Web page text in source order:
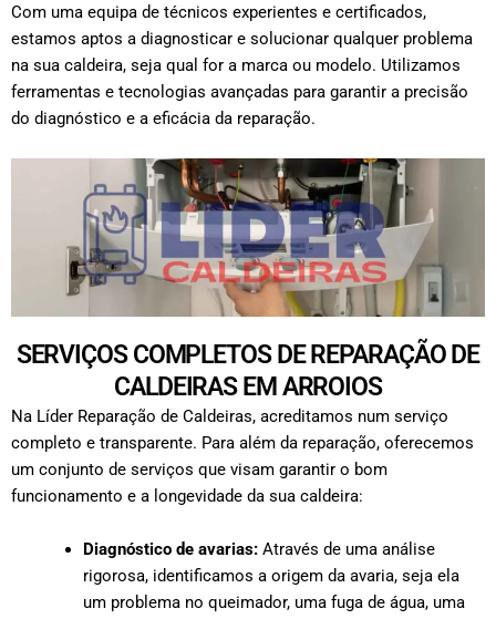
Com uma equipa de técnicos experientes e certificados,
estamos aptos a diagnosticar e solucionar qualquer problema
na sua caldeira, seja qual for a marca ou modelo. Utilizamos
ferramentas e tecnologias avançadas para garantir a precisão
do diagnóstico e a eficácia da reparação.
SERVIÇOS COMPLETOS DE REPARAÇÃO DE
CALDEIRAS EM ARROIOS
Na Líder Reparação de Caldeiras, acreditamos num serviço
completo e transparente. Para além da reparação, oferecemos
um conjunto de serviços que visam garantir o bom
funcionamento e a longevidade da sua caldeira:
Diagnóstico de avarias: Através de uma análise
rigorosa, identificamos a origem da avaria, seja ela
um problema no queimador, uma fuga de água, uma